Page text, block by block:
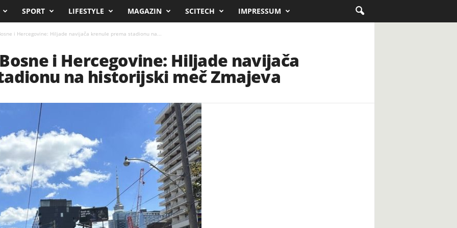
SPORT LIFESTYLE MAGAZIN SCITECH IMPRESSUM
i Hercegovine: Hiljade navijača krenule prema stadionu na...
i Hercegovine: Hiljade navijača
na historijski meč Zmajeva